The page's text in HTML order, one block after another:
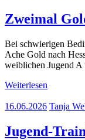
Zweimal
Bei schwierigen
Ache Gold nach
weiblichen Jugend A
Weiterlesen
16.06.2026 Tanja
Jugend-